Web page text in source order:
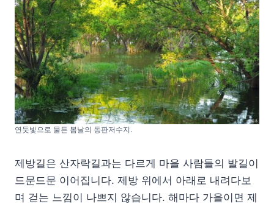
연둣빛으로 물든 봄날의 동판저수지.
제방길은 산자락길과는 다르게 마을 사람들의 발길이
드문드문 이어집니다. 제방 위에서 아래로 내려다보
며 걷는 느낌이 나쁘지 않습니다. 해마다 가을이면 제